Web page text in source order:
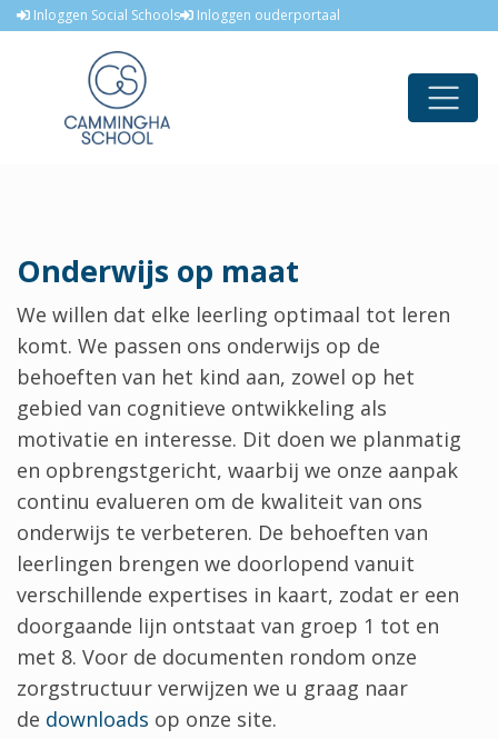
Inloggen Social Schools Inloggen ouderportaal
Onderwijs op maat
We willen dat elke leerling optimaal tot leren
komt. We passen ons onderwijs op de
behoeften van het kind aan, zowel op het
gebied van cognitieve ontwikkeling als
motivatie en interesse. Dit doen we planmatig
en opbrengstgericht, waarbij we onze aanpak
continu evalueren om de kwaliteit van ons
onderwijs te verbeteren. De behoeften van
leerlingen brengen we doorlopend vanuit
verschillende expertises in kaart, zodat er een
doorgaande lijn ontstaat van groep 1 tot en
met 8. Voor de documenten rondom onze
zorgstructuur verwijzen we u graag naar
de downloads op onze site.